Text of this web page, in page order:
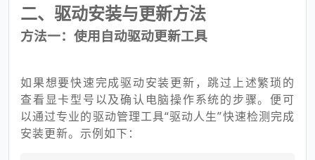
二、驱动安装与更新方法
方法一：使用自动驱动更新工具
如果想要快速完成驱动安装更新，跳过上述繁琐的
查看显卡型号以及确认电脑操作系统的步骤。便可
以通过专业的驱动管理工具“驱动人生”快速检测完成
安装更新。示例如下：